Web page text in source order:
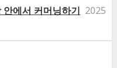
에서 커머닝하기 2025